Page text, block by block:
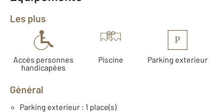
Les plus
Accès personnes
handicapées
Piscine
P
Parking exterieur
Général
Parking exterieur : 1 place(s)